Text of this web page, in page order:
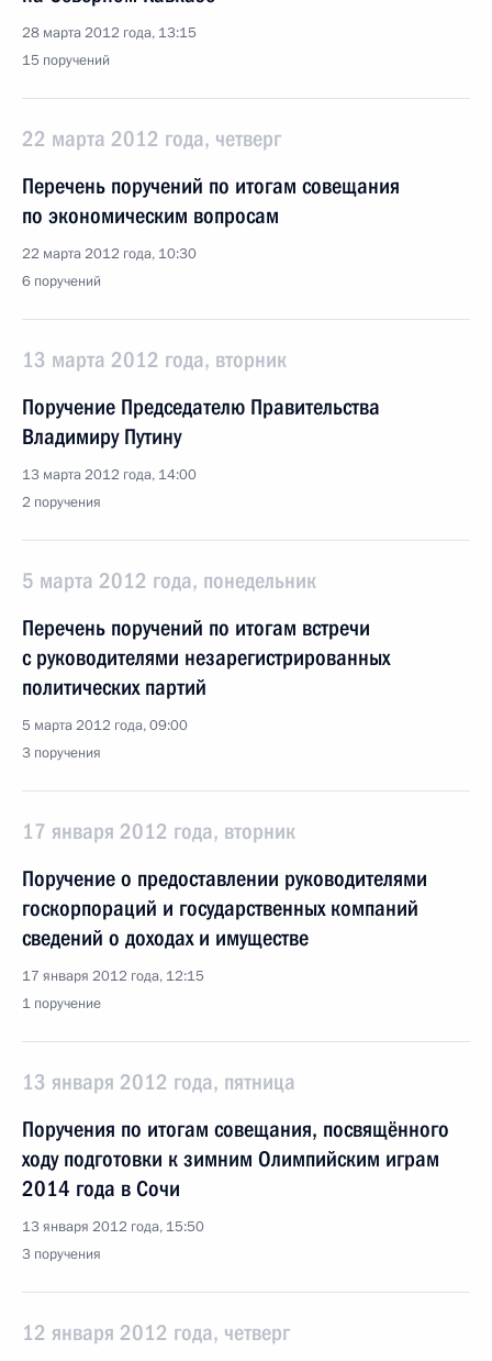
28 марта 2012 года, 13:15
15 поручений
22 марта 2012 года, четверг
Перечень поручений по итогам совещания
по экономическим вопросам
22 марта 2012 года, 10:30
6 поручений
13 марта 2012 года, вторник
Поручение Председателю Правительства
Владимиру Путину
13 марта 2012 года, 14:00
2 поручения
5 марта 2012 года, понедельник
Перечень поручений по итогам встречи
с руководителями незарегистрированных
политических партий
5 марта 2012 года, 09:00
3 поручения
17 января 2012 года, вторник
Поручение о предоставлении руководителями
госкорпораций и государственных компаний
сведений о доходах и имуществе
17 января 2012 года, 12:15
1 поручение
13 января 2012 года, пятница
Поручения по итогам совещания, посвящённого
ходу подготовки к зимним Олимпийским играм
2014 года в Сочи
13 января 2012 года, 15:50
3 поручения
12 января 2012 года, четверг